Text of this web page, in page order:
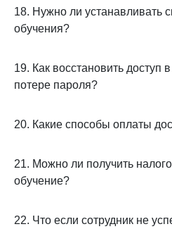
18. Нужно ли устанавливать
обучения?
19. Как восстановить доступ
потере пароля?
20. Какие способы оплаты
21. Можно ли получить
обучение?
22. Что если сотрудник не